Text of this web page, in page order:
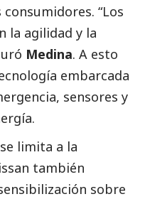
“Los
la agilidad y la
Medina. A esto
embarcada
sensores y
limita a la
también
sobre